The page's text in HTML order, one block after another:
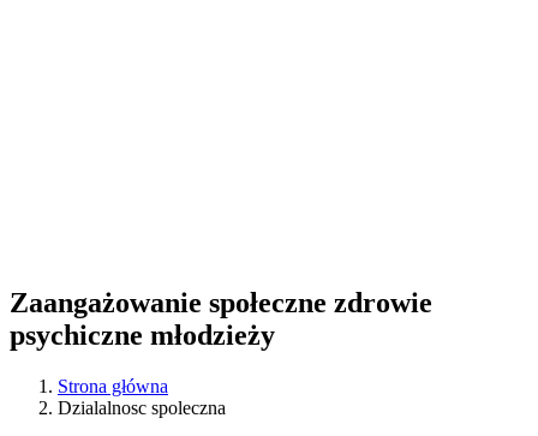
Zaangażowanie społeczne zdrowie
psychiczne młodzieży
Strona główna
Dzialalnosc spoleczna